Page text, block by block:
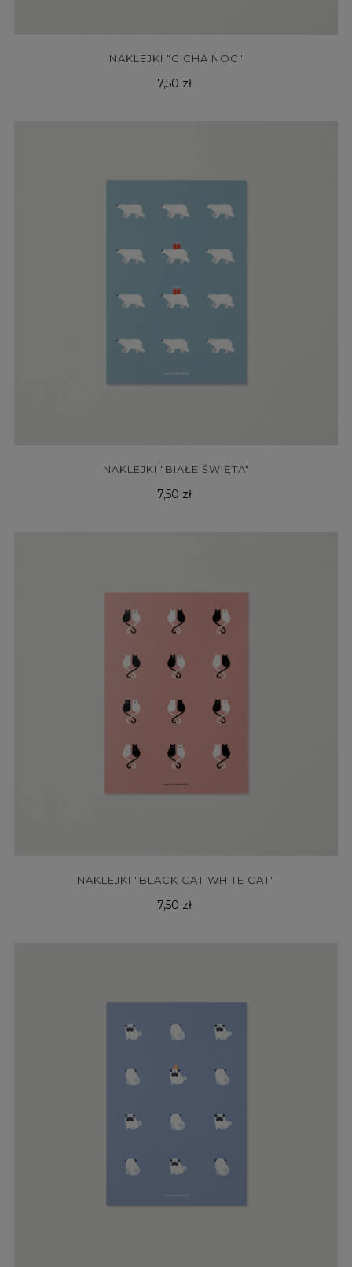
NAKLEJKI "CICHA NOC"
Cena
7,50 zł
NAKLEJKI "BIAŁE ŚWIĘTA"
Cena
7,50 zł
NAKLEJKI "BLACK CAT WHITE CAT"
Cena
7,50 zł